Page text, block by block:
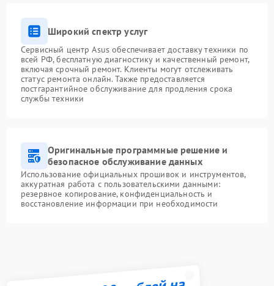
Широкий спектр услуг
Сервисный центр Asus обеспечивает доставку техники по
всей РФ, бесплатную диагностику и качественный ремонт,
включая срочный ремонт. Клиенты могут отслеживать
статус ремонта онлайн. Также предоставляется
постгарантийное обслуживание для продления срока
службы техники
Оригинальные программные решение и
безопасное обслуживание данных
Использование официальных прошивок и инструментов,
аккуратная работа с пользовательскими данными:
резервное копирование, конфиденциальность и
восстановление информации при необходимости